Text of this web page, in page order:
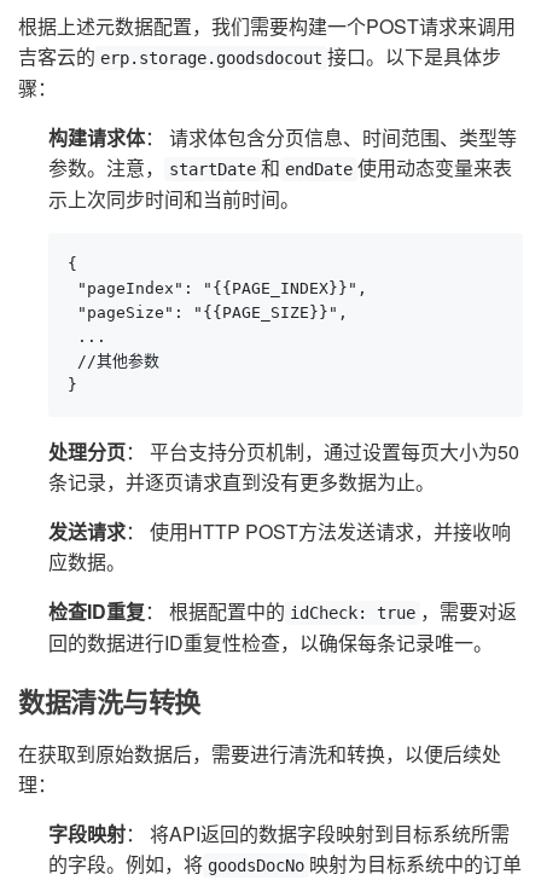
根据上述元数据配置，我们需要构建一个POST请求来调用
吉客云的 erp.storage.goodsdocout 接口。以下是具体步
骤：
构建请求体： 请求体包含分页信息、时间范围、类型等
参数。注意，
startDate 和 endDate 使用动态变量来表
示上次同步时间和当前时间。
{
"pageIndex": "{{PAGE_INDEX}}",
"pageSize": "{{PAGE_SIZE}}",
...
//其他参数
}
处理分页： 平台支持分页机制，通过设置每页大小为50
条记录，并逐页请求直到没有更多数据为止。
发送请求： 使用HTTP POST方法发送请求，并接收响
应数据。
检查ID重复： 根据配置中的 idCheck: true ，需要对返
回的数据进行ID重复性检查，以确保每条记录唯一。
数据清洗与转换
在获取到原始数据后，需要进行清洗和转换，以便后续处
理：
字段映射： 将API返回的数据字段映射到目标系统所需
的字段。例如，将 goodsDocNo 映射为目标系统中的订单